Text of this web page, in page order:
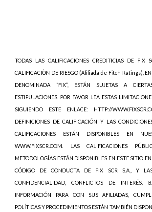
TODAS LAS CALIFICACIONES CREDITICIAS DE FIX
CALIFICACIÒN DE RIESGO (Afiliada de Fitch Ratings),
DENOMINADA “FIX”, ESTÁN SUJETAS A
ESTIPULACIONES. POR FAVOR LEA ESTAS
SIGUIENDO ESTE ENLACE: HTTP://
DEFINICIONES DE CALIFICACIÓN Y LAS
CALIFICACIONES ESTÁN DISPONIBLES EN
WWW.FIXSCR.COM. LAS CALIFICACIONES
METODOLOGÍAS ESTÁN DISPONIBLES EN ESTE SITIO
CÓDIGO DE CONDUCTA DE FIX SCR S.A., Y
CONFIDENCIALIDAD, CONFLICTOS DE INTERÉS,
INFORMACIÓN PARA CON SUS AFILIADAS,
POLÍTICAS Y PROCEDIMIENTOS ESTÁN TAMBIÉN